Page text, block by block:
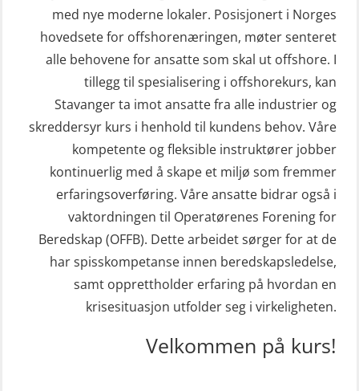
inkl. brannslukning (FSC121)
Hjertestarter brukerkurs (OFA107)
Kombi Søk og Redningslag og HLO
repetisjonskurs med e-læring
(ABSBLE010)
Kondisjonstest (OSC151)
Ledertrening i beredskap og
krisehåndtering for plattformsjefer
(OER105)
Livbåtfører FF1200 repetisjon
(OSE1431)
simulator (OSE161)
(MSE112)
STCW Redningsfarkost oppdatering
sliskebåt (MSE116)
STCW Sikkerhetsopplæring for
sjøfolk på mindre skip med eLearning
(MBSBLE003)
STCW oppdatering Livbåtfører
redningsfarkoster 8 t – konvensjonell
båt (MSE103)
STCW oppdatering Mann-Over-Bord
(hurtiggående) 16 t m/mørkekjøring
(MSE113)
STCW oppgradering for
dekksoffiserer uten fartstid 66 t
med nye moderne lokaler. Posisjonert i Norges
hovedsete for offshorenæringen, møter senteret
alle behovene for ansatte som skal ut offshore. I
tillegg til spesialisering i offshorekurs, kan
Stavanger ta imot ansatte fra alle industrier og
skreddersyr kurs i henhold til kundens behov. Våre
kompetente og fleksible instruktører jobber
kontinuerlig med å skape et miljø som fremmer
erfaringsoverføring. Våre ansatte bidrar også i
vaktordningen til Operatørenes Forening for
Beredskap (OFFB). Dette arbeidet sørger for at de
har spisskompetanse innen beredskapsledelse,
samt opprettholder erfaring på hvordan en
krisesituasjon utfolder seg i virkeligheten.
Velkommen på kurs!